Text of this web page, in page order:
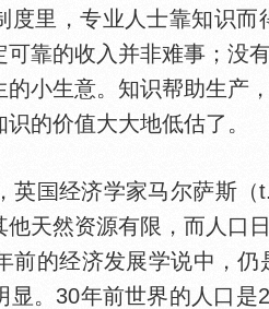
，专业人士靠知识而
可靠的收入并非难事；没
的小生意。知识帮助生产
的价值大大地低估了。
英
经济学家马尔萨斯（
他天然资源有限，而人口
前的经济发展学说中，
显。30年前世界的人口